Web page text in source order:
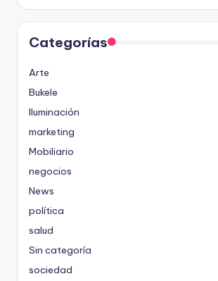
Categorías
Arte
Bukele
Iluminación
marketing
Mobiliario
negocios
News
política
salud
Sin categoría
sociedad